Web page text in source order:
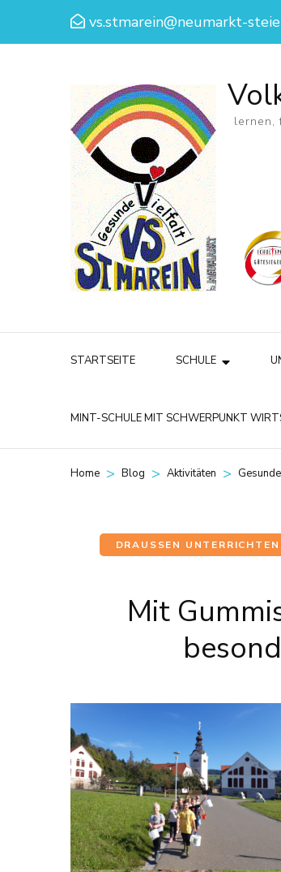
vs.stmarein@neumarkt-
lernen,
STARTSEITE SCHULE
MINT-SCHULE MIT SCHWERPUNKT
Home > Blog > Aktivitäten >
DRAUSSEN UNTERRICHTEN
Mit